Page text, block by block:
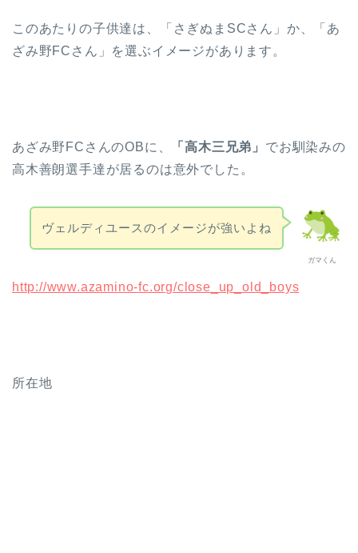
このあたりの子供達は、「さぎぬまSCさん」か、「あ
ざみ野FCさん」を選ぶイメージがあります。
あざみ野FCさんのOBに、 「高木三兄弟」 でお馴染みの
高木善朗選手達が居るのは意外でした。
ガマくん
ヴェルディユースのイメージが強いよね
http://www.azamino-fc.org/close_up_old_boys
所在地